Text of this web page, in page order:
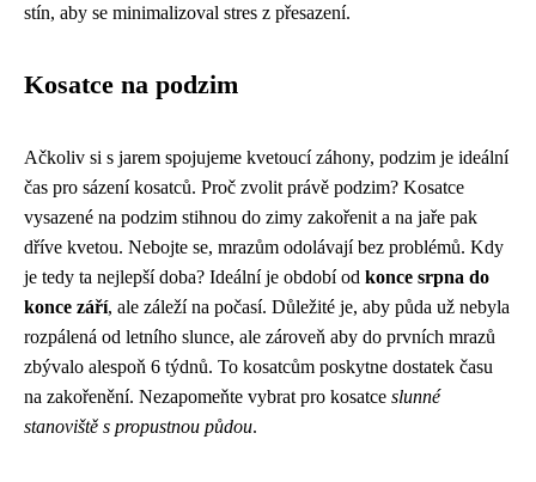
stín, aby se minimalizoval stres z přesazení.
Kosatce na podzim
Ačkoliv si s jarem spojujeme kvetoucí záhony, podzim je ideální
čas pro sázení kosatců. Proč zvolit právě podzim? Kosatce
vysazené na podzim stihnou do zimy zakořenit a na jaře pak
dříve kvetou. Nebojte se, mrazům odolávají bez problémů. Kdy
je tedy ta nejlepší doba? Ideální je období od konce srpna do
konce září, ale záleží na počasí. Důležité je, aby půda už nebyla
rozpálená od letního slunce, ale zároveň aby do prvních mrazů
zbývalo alespoň 6 týdnů. To kosatcům poskytne dostatek času
na zakořenění. Nezapomeňte vybrat pro kosatce slunné
stanoviště s propustnou půdou.